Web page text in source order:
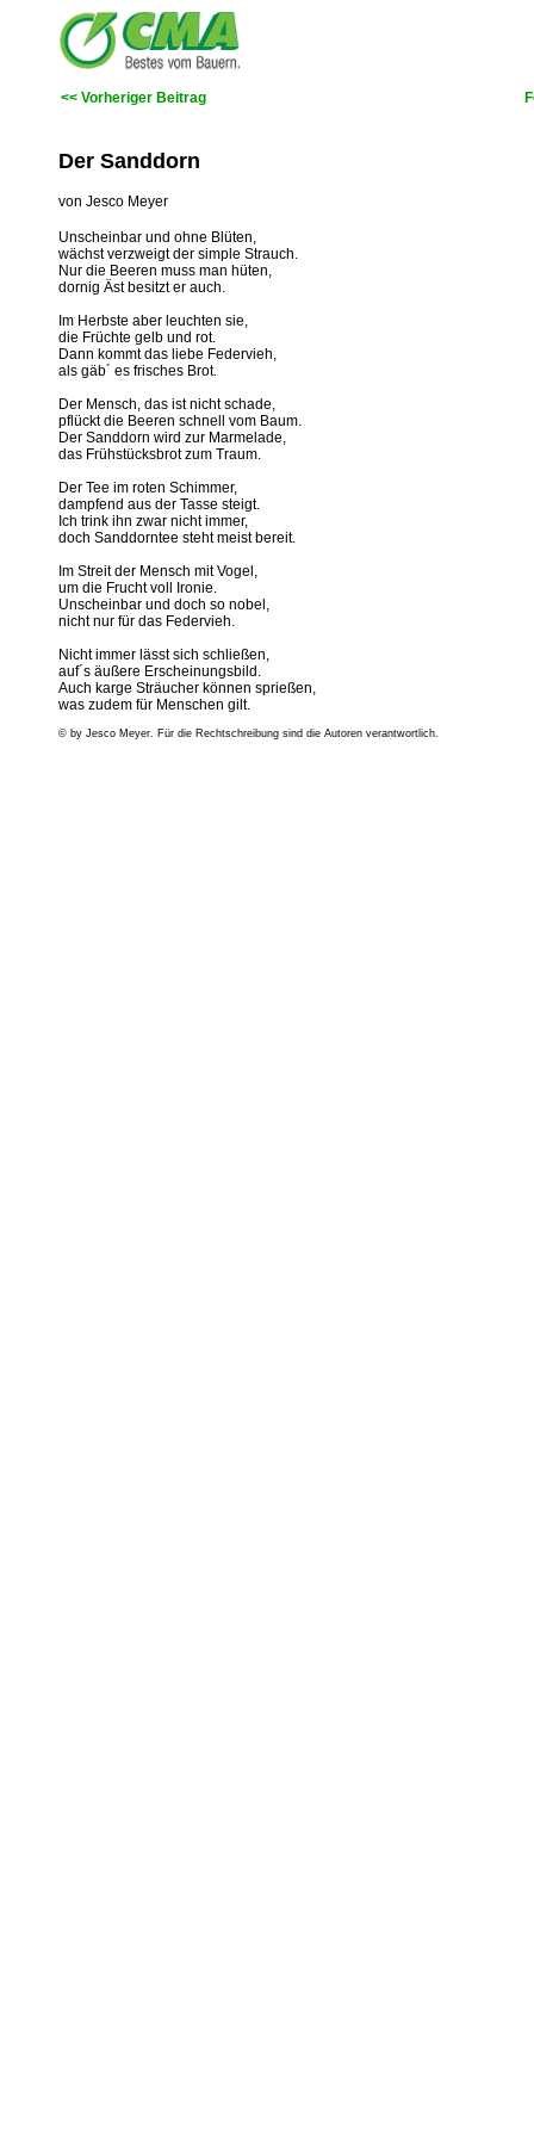
<< Vorheriger Beitrag
Der Sanddorn
von Jesco Meyer
Unscheinbar und ohne Blüten,
wächst verzweigt der simple Strauch.
Nur die Beeren muss man hüten,
dornig Äst besitzt er auch.
Im Herbste aber leuchten sie,
die Früchte gelb und rot.
Dann kommt das liebe Federvieh,
als gäb´ es frisches Brot.
Der Mensch, das ist nicht schade,
pflückt die Beeren schnell vom Baum.
Der Sanddorn wird zur Marmelade,
das Frühstücksbrot zum Traum.
Der Tee im roten Schimmer,
dampfend aus der Tasse steigt.
Ich trink ihn zwar nicht immer,
doch Sanddorntee steht meist bereit.
Im Streit der Mensch mit Vogel,
um die Frucht voll Ironie.
Unscheinbar und doch so nobel,
nicht nur für das Federvieh.
Nicht immer lässt sich schließen,
auf´s äußere Erscheinungsbild.
Auch karge Sträucher können sprießen,
was zudem für Menschen gilt.
© by Jesco Meyer. Für die Rechtschreibung sind die Autoren verantwortlich.